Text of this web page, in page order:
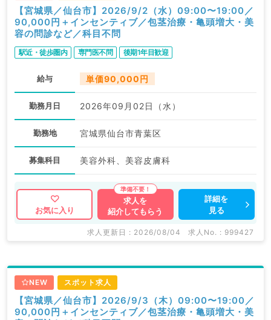
【宮城県／仙台市】2026/9/2（水）09:00〜19:00／
90,000円＋インセンティブ／包茎治療・亀頭増大・美
容の問診など／科目不問
駅近・徒歩圏内 専門医不問 後期1年目歓迎
給与 単価90,000円
勤務月日 2026年09月02日（水）
勤務地 宮城県仙台市青葉区
募集科目 美容外科、美容皮膚科
お気に入り
求人を
紹介してもらう
詳細を
見る
求人更新日 : 2026/08/04 求人No. : 999427
NEW スポット求人
【宮城県／仙台市】2026/9/3（木）09:00〜19:00／
90,000円＋インセンティブ／包茎治療・亀頭増大・美